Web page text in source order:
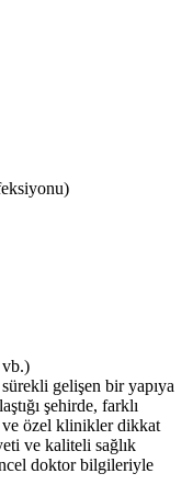
gelişen bir yapıya
şehirde, farklı
ve özel klinikler dikkat
ve kaliteli sağlık
doktor bilgileriyle